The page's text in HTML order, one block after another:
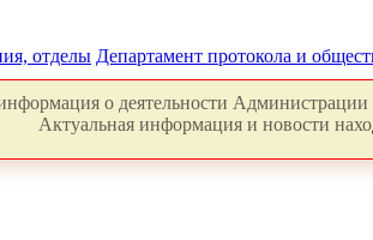
отделы Департамент протокола и
о деятельности
Актуальная информация и новости